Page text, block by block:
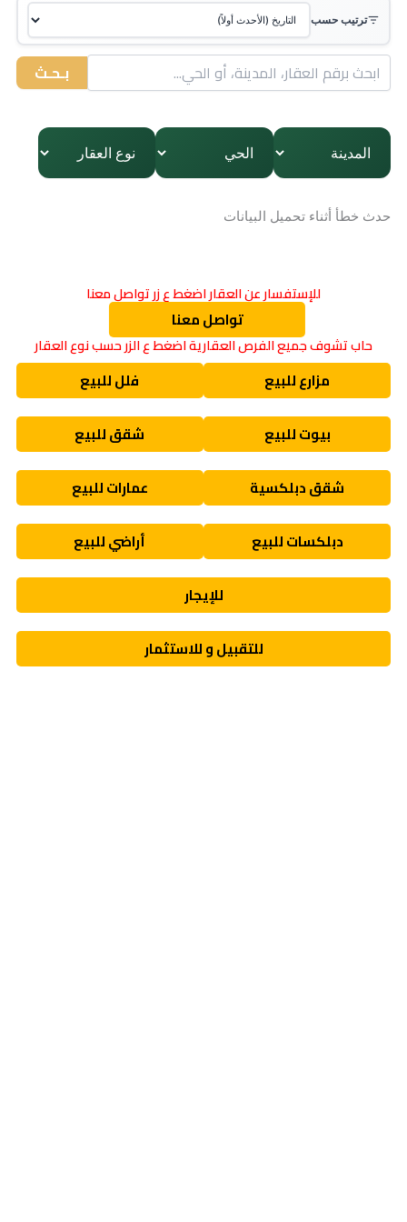
ترتيب حسب
بـحـث
حدث خطأ أثناء تحميل البيانات
للإستفسار عن العقار اضغط ع زر تواصل معنا
تواصل معنا
حاب تشوف جميع الفرص العقارية اضغط ع الزر حسب نوع العقار
مزارع للبيع فلل للبيع
بيوت للبيع شقق للبيع
شقق دبلكسية عمارات للبيع
دبلكسات للبيع أراضي للبيع
للإيجار
للتقبيل و للاستثمار